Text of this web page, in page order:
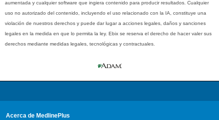
aumentada y cualquier software que ingiera contenido para producir resultados. Cualquier
uso no autorizado del contenido, incluyendo el uso relacionado con la IA, constituye una
violación de nuestros derechos y puede dar lugar a acciones legales, daños y sanciones
legales en la medida en que lo permita la ley. Ebix se reserva el derecho de hacer valer sus
derechos mediante medidas legales, tecnológicas y contractuales.
Acerca de MedlinePlus